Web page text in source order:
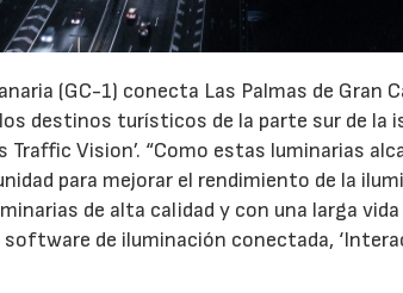
(GC-1) conecta Las Palmas de Gran
destinos turísticos de la parte sur de la
Traffic Vision’. “Como estas luminarias
para mejorar el rendimiento de la
de alta calidad y con una larga
software de iluminación conectada,